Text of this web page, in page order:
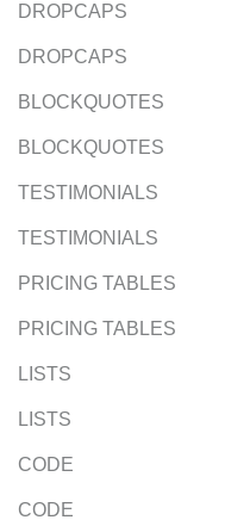
DROPCAPS
DROPCAPS
BLOCKQUOTES
BLOCKQUOTES
TESTIMONIALS
TESTIMONIALS
PRICING TABLES
PRICING TABLES
LISTS
LISTS
CODE
CODE